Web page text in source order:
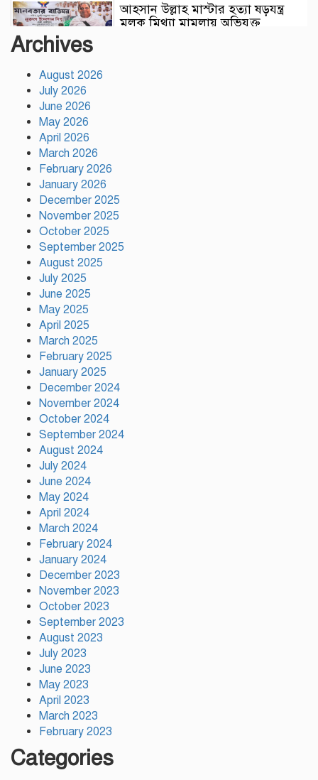
আহসান উল্লাহ মাস্টার হত্যা ষড়যন্ত্র
মূলক মিথ্যা মামলায় অভিযুক্ত
প্রতি ইউনিয়নে খেলার মাঠ ও জেলায়
Archives
August 2026
July 2026
June 2026
May 2026
April 2026
March 2026
February 2026
January 2026
December 2025
November 2025
October 2025
September 2025
August 2025
July 2025
June 2025
May 2025
April 2025
March 2025
February 2025
January 2025
December 2024
November 2024
October 2024
September 2024
August 2024
July 2024
June 2024
May 2024
April 2024
March 2024
February 2024
January 2024
December 2023
November 2023
October 2023
September 2023
August 2023
July 2023
June 2023
May 2023
April 2023
March 2023
February 2023
Categories